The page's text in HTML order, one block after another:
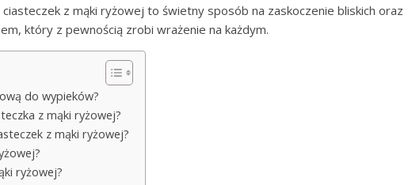
z mąki ryżowej to świetny sposób na zaskoczenie bliskich oraz
który z pewnością zrobi wrażenie na każdym.
do wypieków?
z mąki ryżowej?
z mąki ryżowej?
ryżowej?